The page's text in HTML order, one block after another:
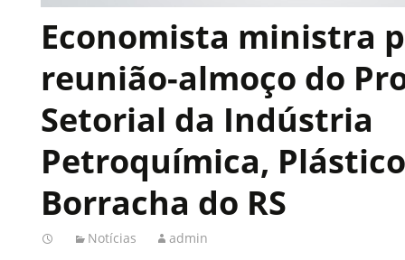
Economista ministra
reunião-almoço do
Setorial da Indústria
Petroquímica,
Borracha do RS
Notícias admin